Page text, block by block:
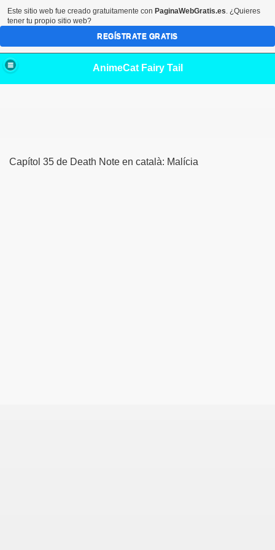
AnimeCat Fairy Tail
Capítol 35 de Death Note en català: Malícia
Este sitio web fue creado gratuitamente con PaginaWebGratis.es. ¿Quieres
tener tu propio sitio web?
REGÍSTRATE GRATIS